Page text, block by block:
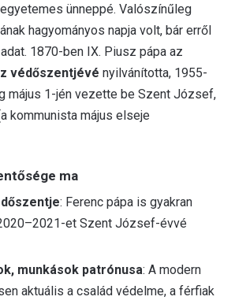
ünneppé. Valószínűleg
hagyományos napja volt, bár erről
1870-ben IX. Piusz pápa az
védőszentjévé nyilvánította, 1955-
május 1-jén vezette be Szent József,
kommunista május elseje
ma
: Ferenc pápa is gyakran
et Szent József-évvé
munkások patrónusa: A modern
aktuális a család védelme, a férfiak